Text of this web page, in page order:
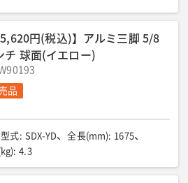
円(税込)】アルミ三脚 5/8
チ 球面(イエロー)
品
型式: SDX-YD 全長(mm): 1675
: 4.3